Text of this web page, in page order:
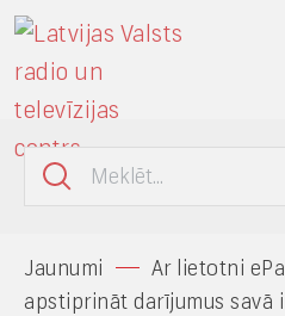
Jaunumi
Ar lietotni
apstiprināt darījumus savā